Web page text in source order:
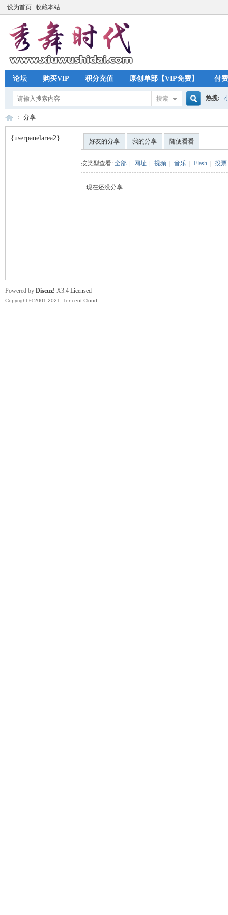
设为首页 收藏本站
论坛 购买VIP 积分充值 原创单部【VIP免费】 付
搜索 热搜:
分享
{userpanelarea2} 好友的分享 我的分享 随便看看
按类型查看: 全部 网址 视频 音乐 Flash 投票
现在还没分享
Powered by Discuz! X3.4 Licensed
Copyright © 2001-2021, Tencent Cloud.